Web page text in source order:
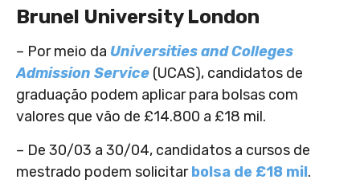
Brunel University London
– Por meio da Universities and Colleges
Admission Service (UCAS), candidatos de
graduação podem aplicar para bolsas com
valores que vão de £14.800 a £18 mil.
– De 30/03 a 30/04, candidatos a cursos de
mestrado podem solicitarbolsa de £18 mil.